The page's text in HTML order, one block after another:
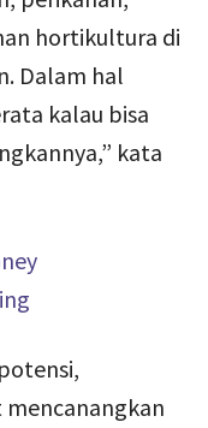
hortikultura di
Dalam hal
kalau bisa
kata